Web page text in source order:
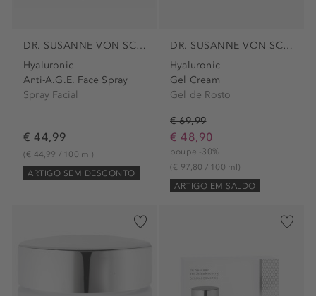
DR. SUSANNE VON SCHMIEDEBERG
Hyaluronic
Anti-A.G.E. Face Spray
Spray Facial
€ 44,99
(€ 44,99 / 100 ml)
ARTIGO SEM DESCONTO
DR. SUSANNE VON SCHMIEDEBERG
Hyaluronic
Gel Cream
Gel de Rosto
€ 69,99
€ 48,90
poupe -30%
(€ 97,80 / 100 ml)
ARTIGO EM SALDO